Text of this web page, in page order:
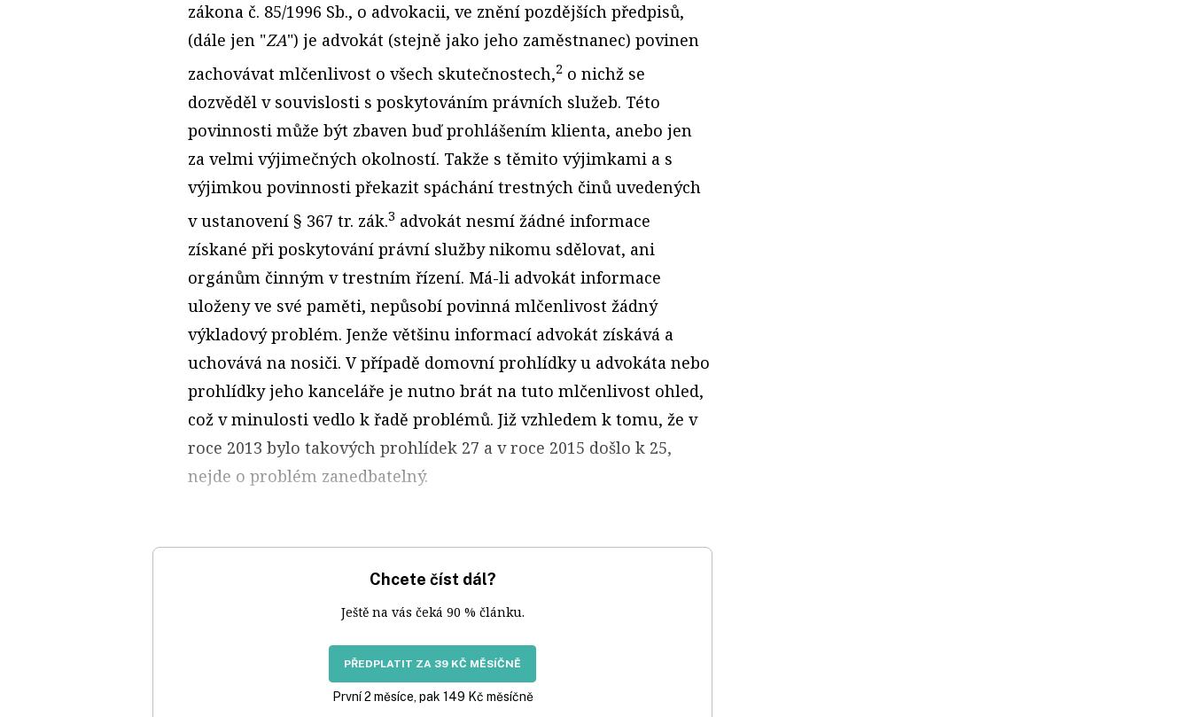
zákona č. 85/1996 Sb., o advokacii, ve znění pozdějších předpisů,
(dále jen "ZA") je advokát (stejně jako jeho zaměstnanec) povinen
zachovávat mlčenlivost o všech skutečnostech,2 o nichž se
dozvěděl v souvislosti s poskytováním právních služeb. Této
povinnosti může být zbaven buď prohlášením klienta, anebo jen
za velmi výjimečných okolností. Takže s těmito výjimkami a s
výjimkou povinnosti překazit spáchání trestných činů uvedených
v ustanovení § 367 tr. zák.3 advokát nesmí žádné informace
získané při poskytování právní služby nikomu sdělovat, ani
orgánům činným v trestním řízení. Má-li advokát informace
uloženy ve své paměti, nepůsobí povinná mlčenlivost žádný
výkladový problém. Jenže většinu informací advokát získává a
uchovává na nosiči. V případě domovní prohlídky u advokáta nebo
prohlídky jeho kanceláře je nutno brát na tuto mlčenlivost ohled,
což v minulosti vedlo k řadě problémů. Již vzhledem k tomu, že v
roce 2013 bylo takových prohlídek 27 a v roce 2015 došlo k 25,
nejde o problém zanedbatelný.
Chcete číst dál?
Ještě na vás čeká 90 % článku.
PŘEDPLATIT ZA 39 KČ MĚSÍČNĚ
První 2 měsíce, pak 149 Kč měsíčně